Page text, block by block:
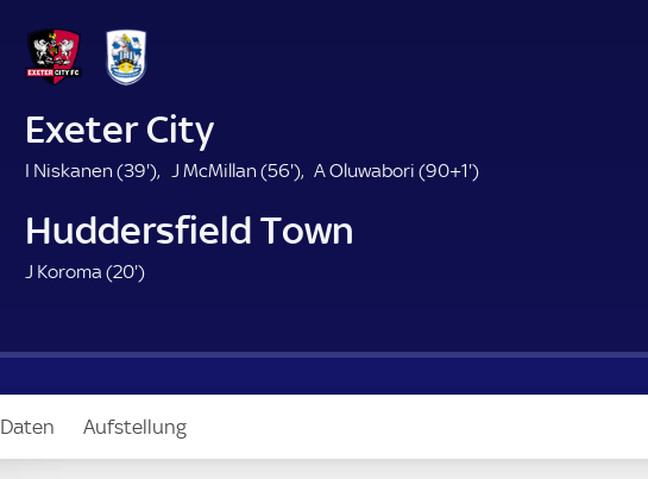
e
Exeter City
I Niskanen (39'3
.
m
t
) J McMillan (56'5
.
m
t
) A Oluwabori (90+1'9
t
)
Huddersfield Town
J Koroma (20'2
m
n
u
)
Daten Aufstellung